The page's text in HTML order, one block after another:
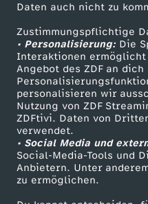
Daten auch nicht zu
Zustimmungspflichtige
• Personalisierung:Die
Interaktionen
Angebot des ZDF an dich
personalisieren wir
Nutzung von ZDF
ZDFtivi. Daten von
verwendet.
• Social Media und
Social-Media-Tools und
Anbietern. Unter
zu ermöglichen.
e
z
u
r
G
e
ZDFtext
Livestreams
Sendungen A-Z
TV-Programm
ZDF Unternehmen
Karriere